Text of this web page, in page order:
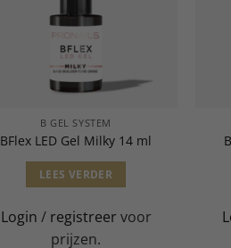
B GEL SYSTEM
BFlex LED Gel Milky 14 ml
LEES VERDER
Login / registreer voor
prijzen.